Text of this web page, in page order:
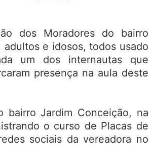
dos Moradores do bairro
e idosos, todos usado
um dos internautas que
presença na aula deste
bairro Jardim Conceição, na
o curso de Placas de
sociais da vereadora no